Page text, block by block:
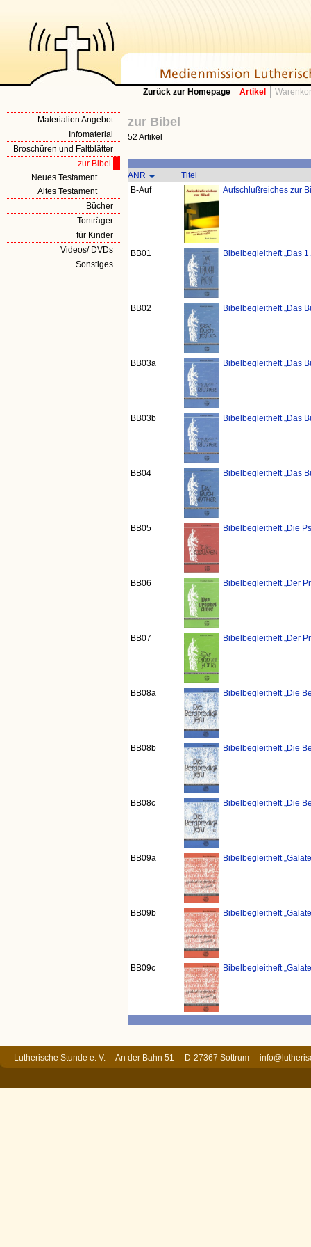
Zurück zur Homepage Artikel
Materialien Angebot
Infomaterial
Broschüren und Faltblätter
zur Bibel
Neues Testament
Altes Testament
Bücher
Tonträger
für Kinder
Videos/ DVDs
Sonstiges
zur Bibel
52 Artikel
ANR
Titel
B-Auf
Aufschlußreiches zur
BB01 Bibelbegleitheft „Das
BB02 Bibelbegleitheft „Das
BB03a Bibelbegleitheft „Das
BB03b Bibelbegleitheft „Das
BB04 Bibelbegleitheft „Das
BB05 Bibelbegleitheft „Die
BB06 Bibelbegleitheft „Der
BB07 Bibelbegleitheft „Der
BB08a Bibelbegleitheft „Die
BB08b Bibelbegleitheft „Die
BB08c Bibelbegleitheft „Die
BB09a Bibelbegleitheft
BB09b Bibelbegleitheft
BB09c Bibelbegleitheft
Lutherische Stunde e. V. An der Bahn 51 D-27367 Sottrum